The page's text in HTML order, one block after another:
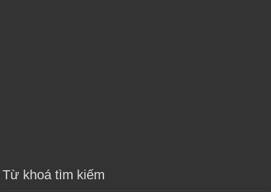
Từ khoá tìm kiếm